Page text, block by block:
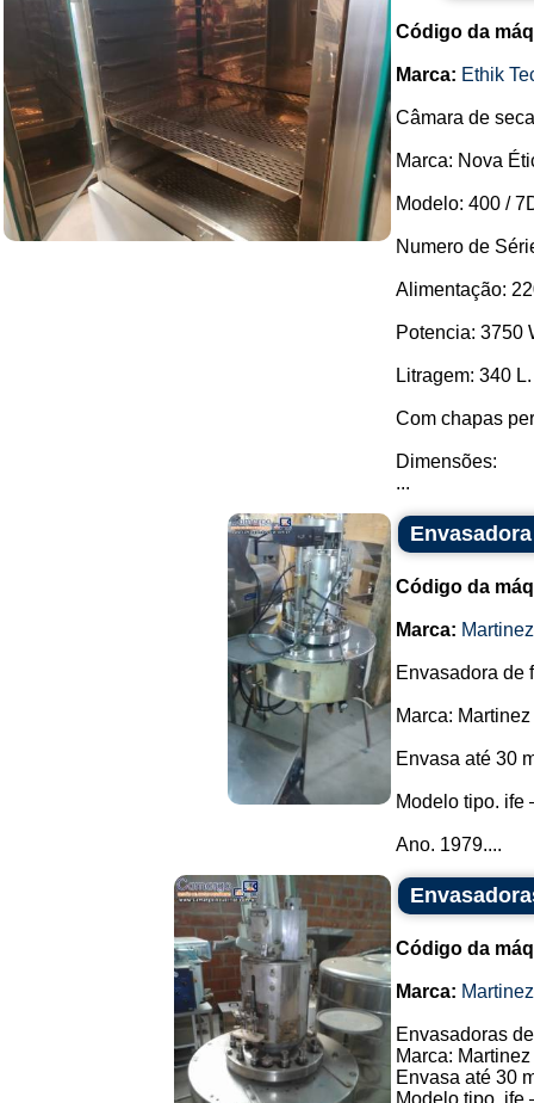
Código da
Marca: Ethik
Câmara de
Marca: Nova
Modelo: 400 /
Numero de
Alimentação:
Potencia: 3750
Litragem: 340 L.
Com chapas
Dimensões:
...
Código da
Marca:
Envasadora de
Marca:
Envasa até 30
Modelo tipo. ife
Ano. 1979....
Código da
Marca:
Envasadoras
Marca:
Envasa até 30
Modelo tipo. ife